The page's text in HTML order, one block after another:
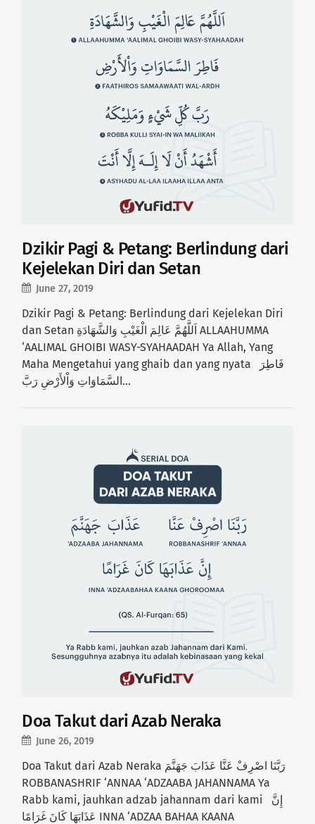
Dzikir Pagi & Petang: Berlindung dari
Kejelekan Diri dan Setan
June 27, 2019
Dzikir Pagi & Petang: Berlindung dari Kejelekan Diri
dan Setan اَللَّهُمَّ عَالِمَ الْغَيْبِ وَالشَّهَادَةِ ALLAAHUMMA
‘AALIMAL GHOIBI WASY-SYAHAADAH Ya Allah, Yang
Maha Mengetahui yang ghaib dan yang nyata فَاطِرَ
السَّمَاوَاتِ وَاْلأَرْضِ رَبَّ…
Doa Takut dari Azab Neraka
June 26, 2019
Doa Takut dari Azab Neraka رَبَّنَا اصْرِفْ عَنَّا عَذَابَ جَهَنَّمَ
ROBBANASHRIF ‘ANNAA ‘ADZAABA JAHANNAMA Ya
Rabb kami, jauhkan adzab jahannam dari kami إِنَّ
عَذَابَهَا كَانَ غَرَامًا INNA ‘ADZAA BAHAA KAANA